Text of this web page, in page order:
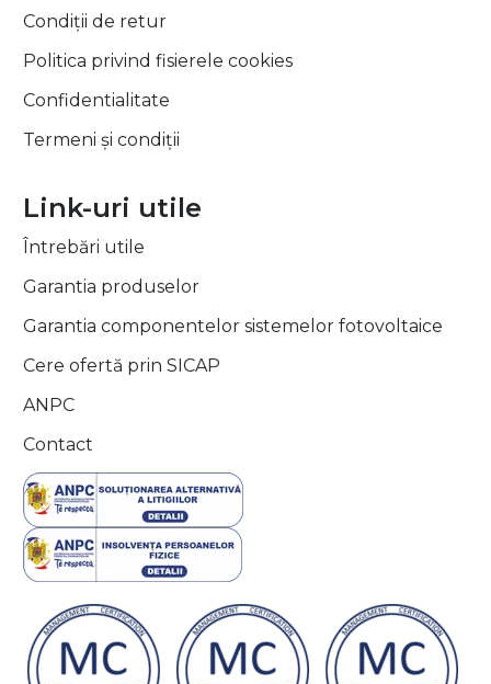
Condiții de retur
Politica privind fisierele cookies
Confidentialitate
Termeni și condiții
Link-uri utile
Întrebări utile
Garantia produselor
Garantia componentelor sistemelor fotovoltaice
Cere ofertă prin SICAP
ANPC
Contact